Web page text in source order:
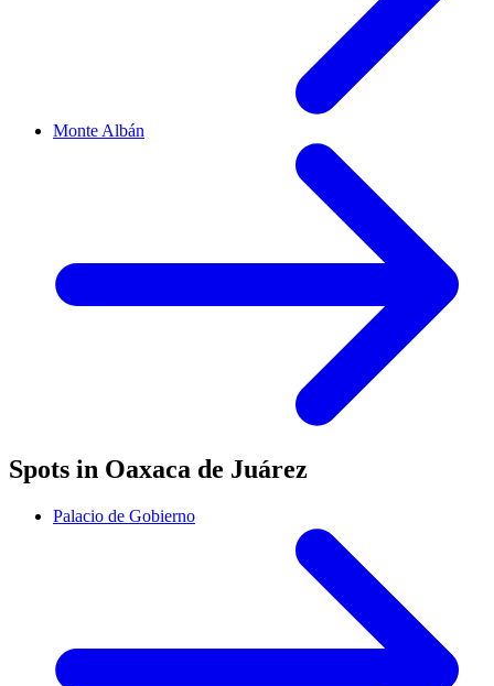
Monte Albán
Spots in Oaxaca de Juárez
Palacio de Gobierno